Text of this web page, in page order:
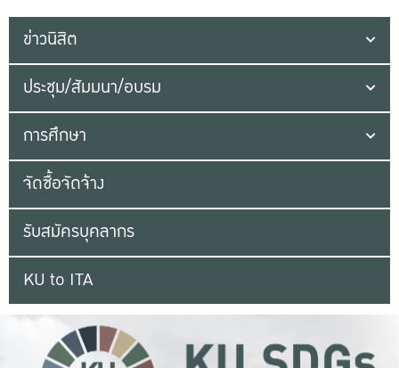
ข่าวนิสิต
ประชุม/สัมมนา/อบรม
การศึกษา
จัดซื้อจัดจ้าง
รับสมัครบุคลากร
KU to ITA